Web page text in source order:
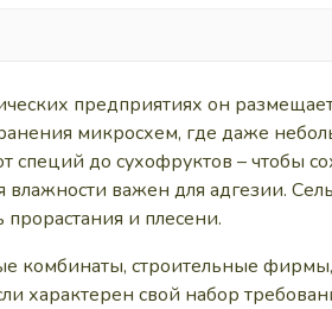
предприятиях он
микросхем, где даже
до сухофруктов – чтобы
важен для адгезии.
и плесени.
комбинаты, строительные
характерен свой набор